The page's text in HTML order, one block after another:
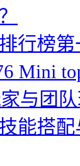
行榜
Mini
与团
能搭